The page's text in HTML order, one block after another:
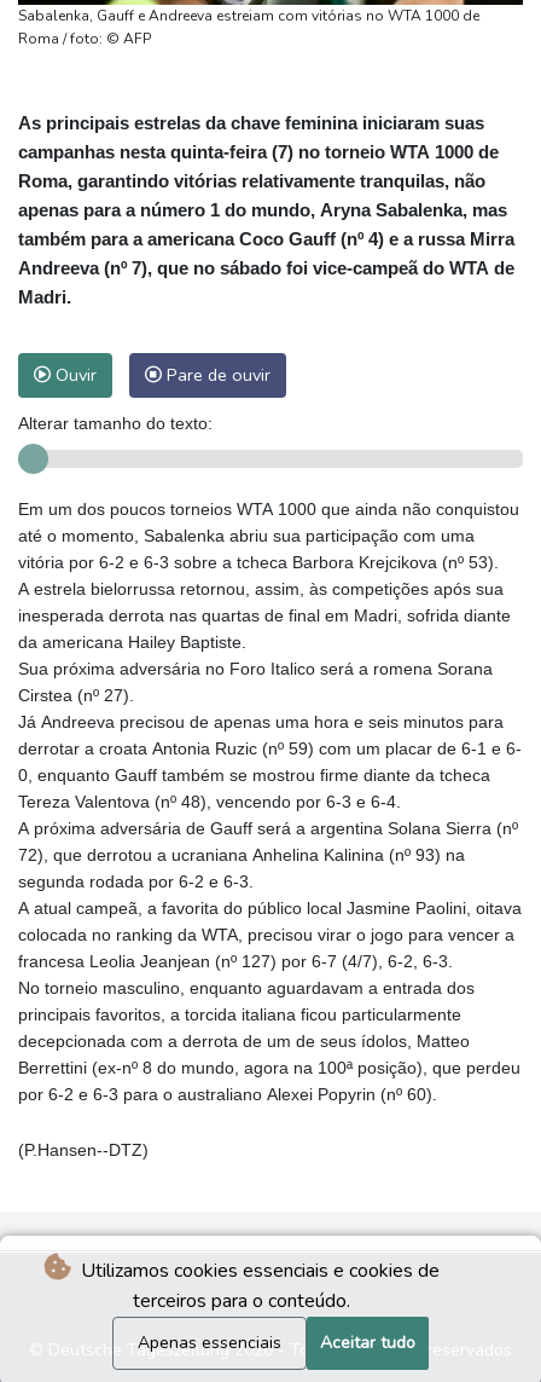
Utilizamos cookies essenciais e cookies de
terceiros para o conteúdo.
Apenas essenciais Aceitar tudo
Sabalenka, Gauff e Andreeva estreiam com vitórias no WTA 1000 de
Roma / foto: © AFP
As principais estrelas da chave feminina iniciaram suas
campanhas nesta quinta-feira (7) no torneio WTA 1000 de
Roma, garantindo vitórias relativamente tranquilas, não
apenas para a número 1 do mundo, Aryna Sabalenka, mas
também para a americana Coco Gauff (nº 4) e a russa Mirra
Andreeva (nº 7), que no sábado foi vice-campeã do WTA de
Madri.
Ouvir Pare de ouvir
Alterar tamanho do texto:
Em um dos poucos torneios WTA 1000 que ainda não conquistou
até o momento, Sabalenka abriu sua participação com uma
vitória por 6-2 e 6-3 sobre a tcheca Barbora Krejcikova (nº 53).
A estrela bielorrussa retornou, assim, às competições após sua
inesperada derrota nas quartas de final em Madri, sofrida diante
da americana Hailey Baptiste.
Sua próxima adversária no Foro Italico será a romena Sorana
Cirstea (nº 27).
Já Andreeva precisou de apenas uma hora e seis minutos para
derrotar a croata Antonia Ruzic (nº 59) com um placar de 6-1 e 6-
0, enquanto Gauff também se mostrou firme diante da tcheca
Tereza Valentova (nº 48), vencendo por 6-3 e 6-4.
A próxima adversária de Gauff será a argentina Solana Sierra (nº
72), que derrotou a ucraniana Anhelina Kalinina (nº 93) na
segunda rodada por 6-2 e 6-3.
A atual campeã, a favorita do público local Jasmine Paolini, oitava
colocada no ranking da WTA, precisou virar o jogo para vencer a
francesa Leolia Jeanjean (nº 127) por 6-7 (4/7), 6-2, 6-3.
No torneio masculino, enquanto aguardavam a entrada dos
principais favoritos, a torcida italiana ficou particularmente
decepcionada com a derrota de um de seus ídolos, Matteo
Berrettini (ex-nº 8 do mundo, agora na 100ª posição), que perdeu
por 6-2 e 6-3 para o australiano Alexei Popyrin (nº 60).
(P.Hansen--DTZ)
© Deutsche Tageszeitung 2026 - Todos os direitos reservados